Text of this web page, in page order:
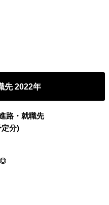
先 2022年
路・就職先
定分)
◎